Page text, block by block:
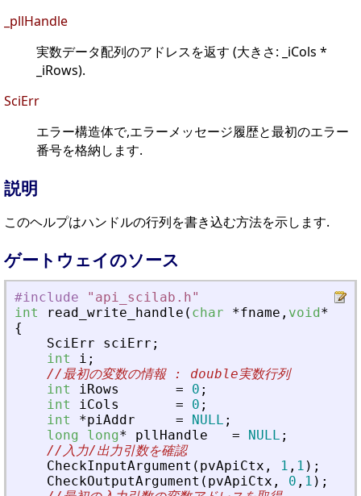
_pllHandle
実数データ配列のアドレスを返す (大きさ: _iCols *
_iRows).
SciErr
エラー構造体で,エラーメッセージ履歴と最初のエラー
番号を格納します.
説明
このヘルプはハンドルの行列を書き込む方法を示します.
ゲートウェイのソース
#include " api_scilab.h"
int
read_write_handle ( char *fname , void*
{
SciErr
sciErr ;
int
i ;
//最初の変数の情報 : double実数行列
int
iRows = 0 ;
int
iCols = 0 ;
int
*piAddr = NULL ;
long
long* pllHandle = NULL ;
//入力/出力引数を確認
CheckInputArgument ( pvApiCtx , 1 , 1 ) ;
CheckOutputArgument ( pvApiCtx , 0 , 1 ) ;